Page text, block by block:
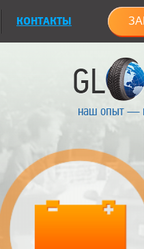
КОНТАКТЫ
наш опыт —